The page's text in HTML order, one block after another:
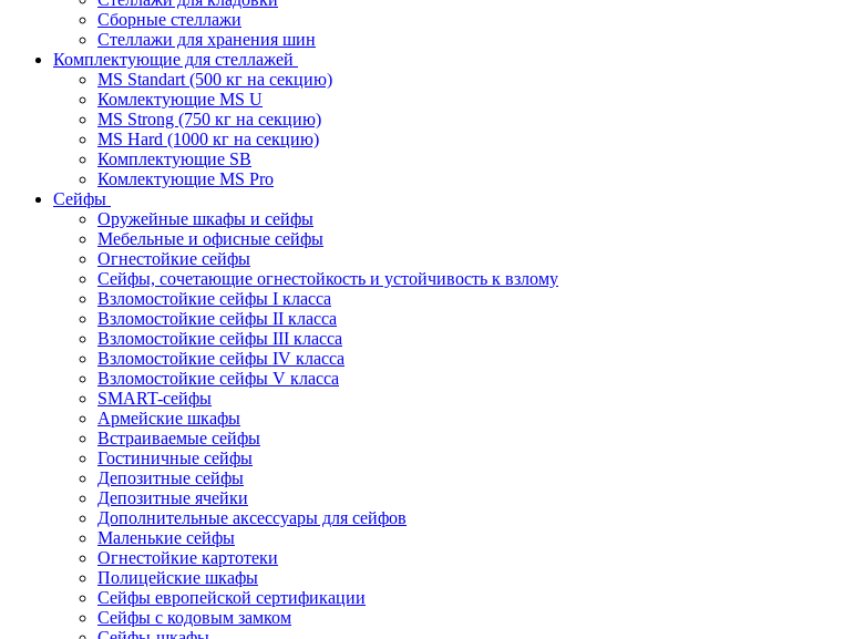
Сборные стеллажи
Стеллажи для хранения шин
Комплектующие для стеллажей
MS Standart (500 кг на секцию)
Комлектующие MS U
MS Strong (750 кг на секцию)
MS Hard (1000 кг на секцию)
Комплектующие SB
Комлектующие MS Pro
Сейфы
Оружейные шкафы и сейфы
Мебельные и офисные сейфы
Огнестойкие сейфы
Сейфы, сочетающие огнестойкость и устойчивость к взлому
Взломостойкие сейфы I класса
Взломостойкие сейфы II класса
Взломостойкие сейфы III класса
Взломостойкие сейфы IV класса
Взломостойкие сейфы V класса
SMART-сейфы
Армейские шкафы
Встраиваемые сейфы
Гостиничные сейфы
Депозитные сейфы
Депозитные ячейки
Дополнительные аксессуары для сейфов
Маленькие сейфы
Огнестойкие картотеки
Полицейские шкафы
Сейфы европейской сертификации
Сейфы с кодовым замком